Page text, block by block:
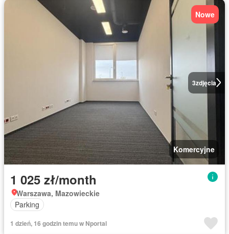
3zdjęcia
Nowe
Komercyjne
1 025 zł/month
Warszawa, Mazowieckie
Parking
1 dzień, 16 godzin temu w Nportal